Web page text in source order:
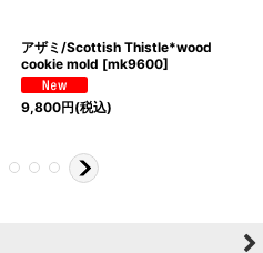
アザミ/Scottish Thistle*wood
cookie mold [mk9600]
9,800円(税込)